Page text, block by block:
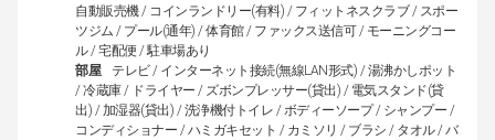
自動販売機 / コインランドリー(有料) / フィットネスクラブ / スポー
ツジム / プール(通年) / 体育館 / ファックス送信可 / モーニングコー
ル / 宅配便 / 駐車場あり
部屋
テレビ / インターネット接続(無線LAN形式) / 湯沸かしポット
/ 冷蔵庫 / ドライヤー / ズボンプレッサー(貸出) / 電気スタンド(貸
出) / 加湿器(貸出) / 洗浄機付トイレ / ボディーソープ / シャンプー /
コンディショナー / ハミガキセット / カミソリ / ブラシ / タオル / バ